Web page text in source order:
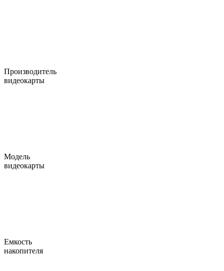
Производитель
видеокарты
Модель
видеокарты
Емкость
накопителя